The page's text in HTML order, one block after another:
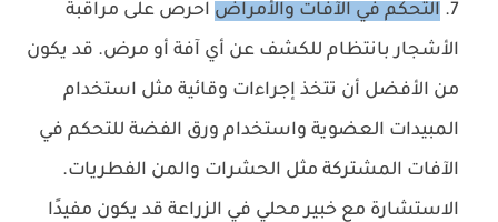
التحكم في الآفات والأمراض احرص على مراقبة
الأشجار بانتظام للكشف عن أي آفة أو مرض. قد يكون
من الأفضل أن تتخذ إجراءات وقائية مثل استخدام
المبيدات العضوية واستخدام ورق الفضة للتحكم في
الآفات المشتركة مثل الحشرات والمن الفطريات.
الاستشارة مع خبير محلي في الزراعة قد يكون مفيدًا